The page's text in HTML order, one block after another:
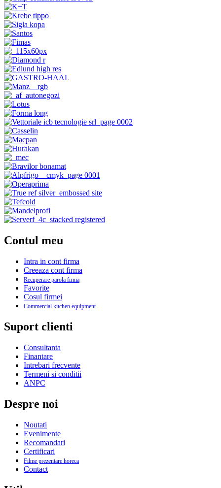
Contul meu
Intra in cont firma
Creeaza cont firma
Recuperare parola firma
Favorite
Cosul firmei
Commercial kitchen equipment
Suport clienti
Consultanta
Finantare
Intrebari frecvente
Termeni si conditii
ANPC
Despre noi
Noutati
Evenimente
Recomandari
Certificari
Filme prezentare horeca
Contact